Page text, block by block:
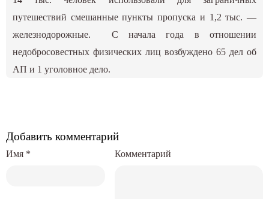
путешествий смешанные пункты пропуска и 1,2 тыс. —
железнодорожные. С начала года в отношении
недобросовестных физических лиц возбуждено 65 дел об
АП и 1 уголовное дело.
Добавить комментарий
Комментарий
Имя *